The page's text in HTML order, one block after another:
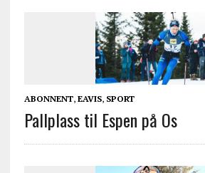
ABONNENT, EAVIS, SPORT
Pallplass til Espen på Os